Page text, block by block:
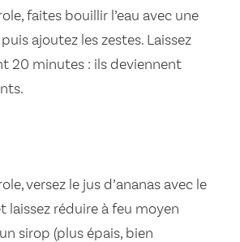
faites bouillir l’eau avec une
ajoutez les zestes. Laissez
20 minutes : ils deviennent
versez le jus d’ananas avec le
laissez réduire à feu moyen
sirop (plus épais, bien